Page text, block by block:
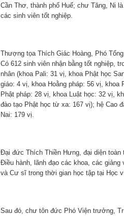
Cần Thơ, thành phố Huế; chư Tăng, Ni
các sinh viên tốt nghiệp.
Thượng tọa Thích Giác Hoàng, Phó
Có 612 sinh viên nhận bằng tốt nghiệp,
nhân (khoa Pali: 31 vị, khoa Phật học
giáo: 4 vị, khoa Hoằng pháp: 56 vị, khoa
Phật pháp: 28 vị, khoa Luật học: 32 vị,
đào tạo Phật học từ xa: 167 vị); hệ Cao
Nai: 179 vị.
Đại đức Thích Thiền Hưng, đại diện toàn
Điều hành, lãnh đạo các khoa, các
và Cư sĩ trong thời gian học tập tại Học
Sau đó, chư tôn đức Phó Viện trưởng,